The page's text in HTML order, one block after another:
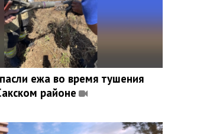
ежа во время тушения
районе